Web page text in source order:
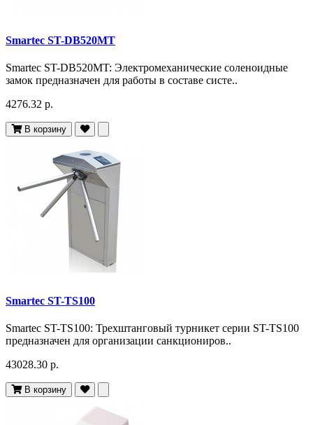
Smartec ST-DB520MT
Smartec ST-DB520MT: Электромеханические соленоидные
замок предназначен для работы в составе систе..
4276.32 р.
В корзину
Smartec ST-TS100
Smartec ST-TS100: Трехштанговый турникет серии ST-TS100
предназначен для организации санкциониров..
43028.30 р.
В корзину